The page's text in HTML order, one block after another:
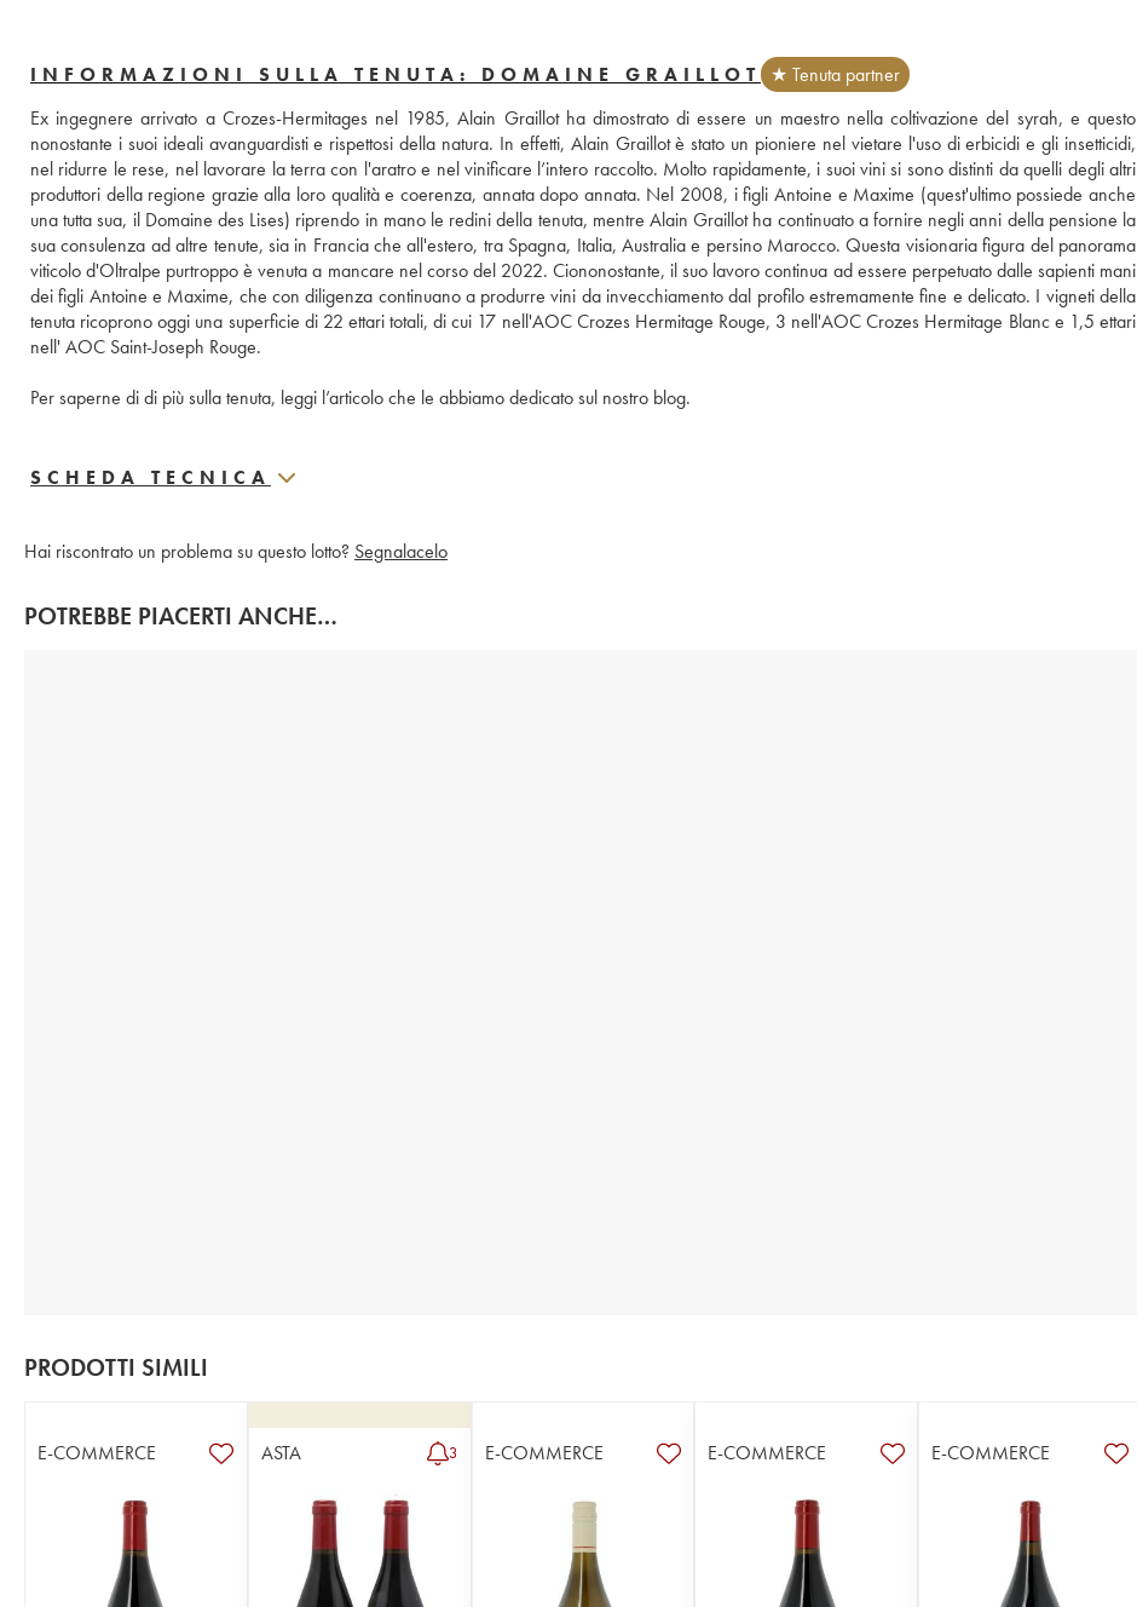
INFORMAZIONI SULLA TENUTA: DOMAINE GRAILLOT
★ Tenuta partner
Ex ingegnere arrivato a Crozes-Hermitages nel 1985, Alain Graillot ha dimostrato di essere un maestro nella coltivazione del syrah, e questo
nonostante i suoi ideali avanguardisti e rispettosi della natura. In effetti, Alain Graillot è stato un pioniere nel vietare l'uso di erbicidi e gli insetticidi,
nel ridurre le rese, nel lavorare la terra con l'aratro e nel vinificare l’intero raccolto. Molto rapidamente, i suoi vini si sono distinti da quelli degli altri
produttori della regione grazie alla loro qualità e coerenza, annata dopo annata. Nel 2008, i figli Antoine e Maxime (quest'ultimo possiede anche
una tutta sua, il Domaine des Lises) riprendo in mano le redini della tenuta, mentre Alain Graillot ha continuato a fornire negli anni della pensione la
sua consulenza ad altre tenute, sia in Francia che all'estero, tra Spagna, Italia, Australia e persino Marocco. Questa visionaria figura del panorama
viticolo d'Oltralpe purtroppo è venuta a mancare nel corso del 2022. Ciononostante, il suo lavoro continua ad essere perpetuato dalle sapienti mani
dei figli Antoine e Maxime, che con diligenza continuano a produrre vini da invecchiamento dal profilo estremamente fine e delicato. I vigneti della
tenuta ricoprono oggi una superficie di 22 ettari totali, di cui 17 nell'AOC Crozes Hermitage Rouge, 3 nell'AOC Crozes Hermitage Blanc e 1,5 ettari
nell' AOC Saint-Joseph Rouge.
Per saperne di di più sulla tenuta, leggi l’articolo che le abbiamo dedicato sul nostro blog.
SCHEDA TECNICA
Hai riscontrato un problema su questo lotto? Segnalacelo
POTREBBE PIACERTI ANCHE…
PRODOTTI SIMILI
E-COMMERCE ASTA 3 E-COMMERCE E-COMMERCE E-COMMERCE